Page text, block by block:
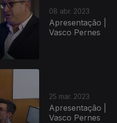
08 abr. 2023
Apresentação |
Vasco Pernes
25 mar. 2023
Apresentação |
Vasco Pernes